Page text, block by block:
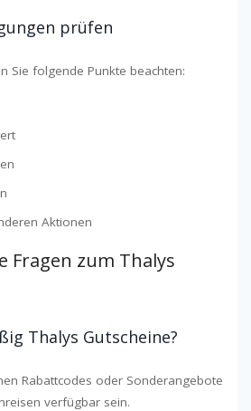
prüfen
Sie folgende Punkte beachten:
Aktionen
Fragen zum Thalys
Thalys Gutscheine?
Rabattcodes oder Sonderangebote
verfügbar sein.